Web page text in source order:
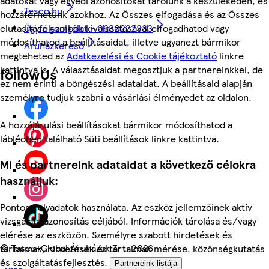
hozzáférhetünk azokhoz. Az Összes elfogadása és az Összes
elutasítása gombok kiválasztásával elfogadhatod vagy
módosíthatod a beállításaidat, illetve ugyanezt bármikor
megteheted azAdatkezelési és Cookie tájékoztató linkre
kattintva is. A választásaidat megosztjuk a partnereinkkel, de
ez nem érinti a böngészési adataidat. A beállításaid alapján
személyre tudjuk szabni a vásárlási élményedet az oldalon.
A hozzájárulási beállításokat bármikor módosíthatod a
láblécben található Süti beállítások linkre kattintva.
Mi és partnereink adataidat a következő célokra
használjuk:
Pontos helyadatok használata. Az eszköz jellemzőinek aktív
vizsgálata azonosítás céljából. Információk tárolása és/vagy
elérése az eszközön. Személyre szabott hirdetések és
tartalmak, hirdetések és tartalmak mérése, közönségkutatás
és szolgáltatásfejlesztés.
Partnereink listája
Tesco.hu
Ügyfélszolgálat - 0680222333
Áruházkereső
followUs
©Tesco-Global Áruházak Zrt. 2026